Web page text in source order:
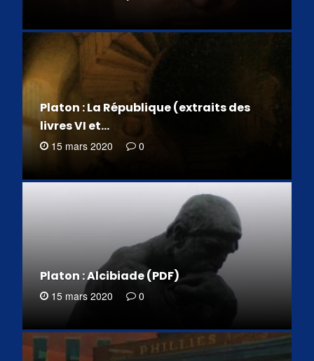
Platon : La République (extraits des
livres VI et…
15 mars 2020 0
Platon : Alcibiade (PDF)
15 mars 2020 0